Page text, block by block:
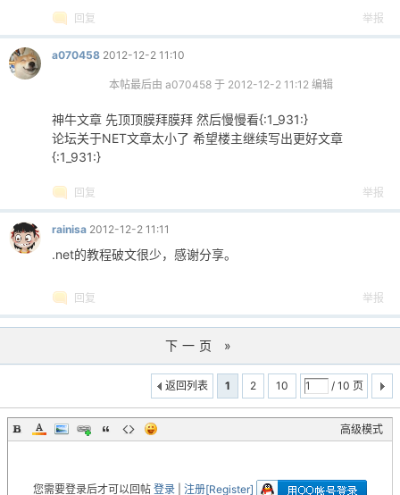
回复 举报
a070458 2012-12-2 11:10
本帖最后由 a070458 于 2012-12-2 11:12 编辑
神牛文章 先顶顶膜拜膜拜 然后慢慢看{:1_931:}
论坛关于NET文章太小了 希望楼主继续写出更好文章
{:1_931:}
回复 举报
rainisa 2012-12-2 11:11
.net的教程破文很少，感谢分享。
回复 举报
下一页 »
1 2 10 / 10 页
返回列表
高级模式
您需要登录后才可以回帖 登录 注册[Register]